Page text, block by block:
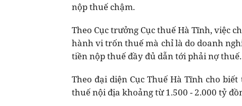
nộp thuế chậm.
Theo Cục trưởng Cục thuế Hà Tĩnh, việc
hành vi trốn thuế mà chỉ là do doanh
tiền nộp thuế đầy đủ dẫn tới phải nợ thuế.
Theo đại diện Cục Thuế Hà Tĩnh cho
thuế nội địa khoảng từ 1.500 - 2.000 tỷ